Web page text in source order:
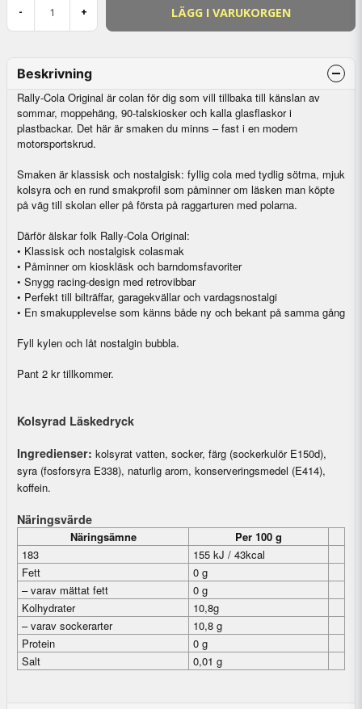
- + LÄGG I VARUKORGEN
Beskrivning
Rally-Cola Original är colan för dig som vill tillbaka till känslan av
sommar, moppehäng, 90-talskiosker och kalla glasflaskor i
plastbackar. Det här är smaken du minns – fast i en modern
motorsportskrud.
Smaken är klassisk och nostalgisk: fyllig cola med tydlig sötma, mjuk
kolsyra och en rund smakprofil som påminner om läsken man köpte
på väg till skolan eller på första på raggarturen med polarna.
Därför älskar folk Rally-Cola Original:
• Klassisk och nostalgisk colasmak
• Påminner om kioskläsk och barndomsfavoriter
• Snygg racing-design med retrovibbar
• Perfekt till bilträffar, garagekvällar och vardagsnostalgi
• En smakupplevelse som känns både ny och bekant på samma gång
Fyll kylen och låt nostalgin bubbla.
Pant 2 kr tillkommer.
Kolsyrad Läskedryck
Ingredienser: kolsyrat vatten, socker, färg (sockerkulör E150d),
syra (fosforsyra E338), naturlig arom, konserveringsmedel (E414),
koffein.
Näringsvärde
Näringsämne
Per 100 g
183
155 kJ / 43kcal
Fett
0 g
– varav mättat fett
0 g
Kolhydrater
10,8g
– varav sockerarter
10,8 g
Protein
0 g
Salt
0,01 g